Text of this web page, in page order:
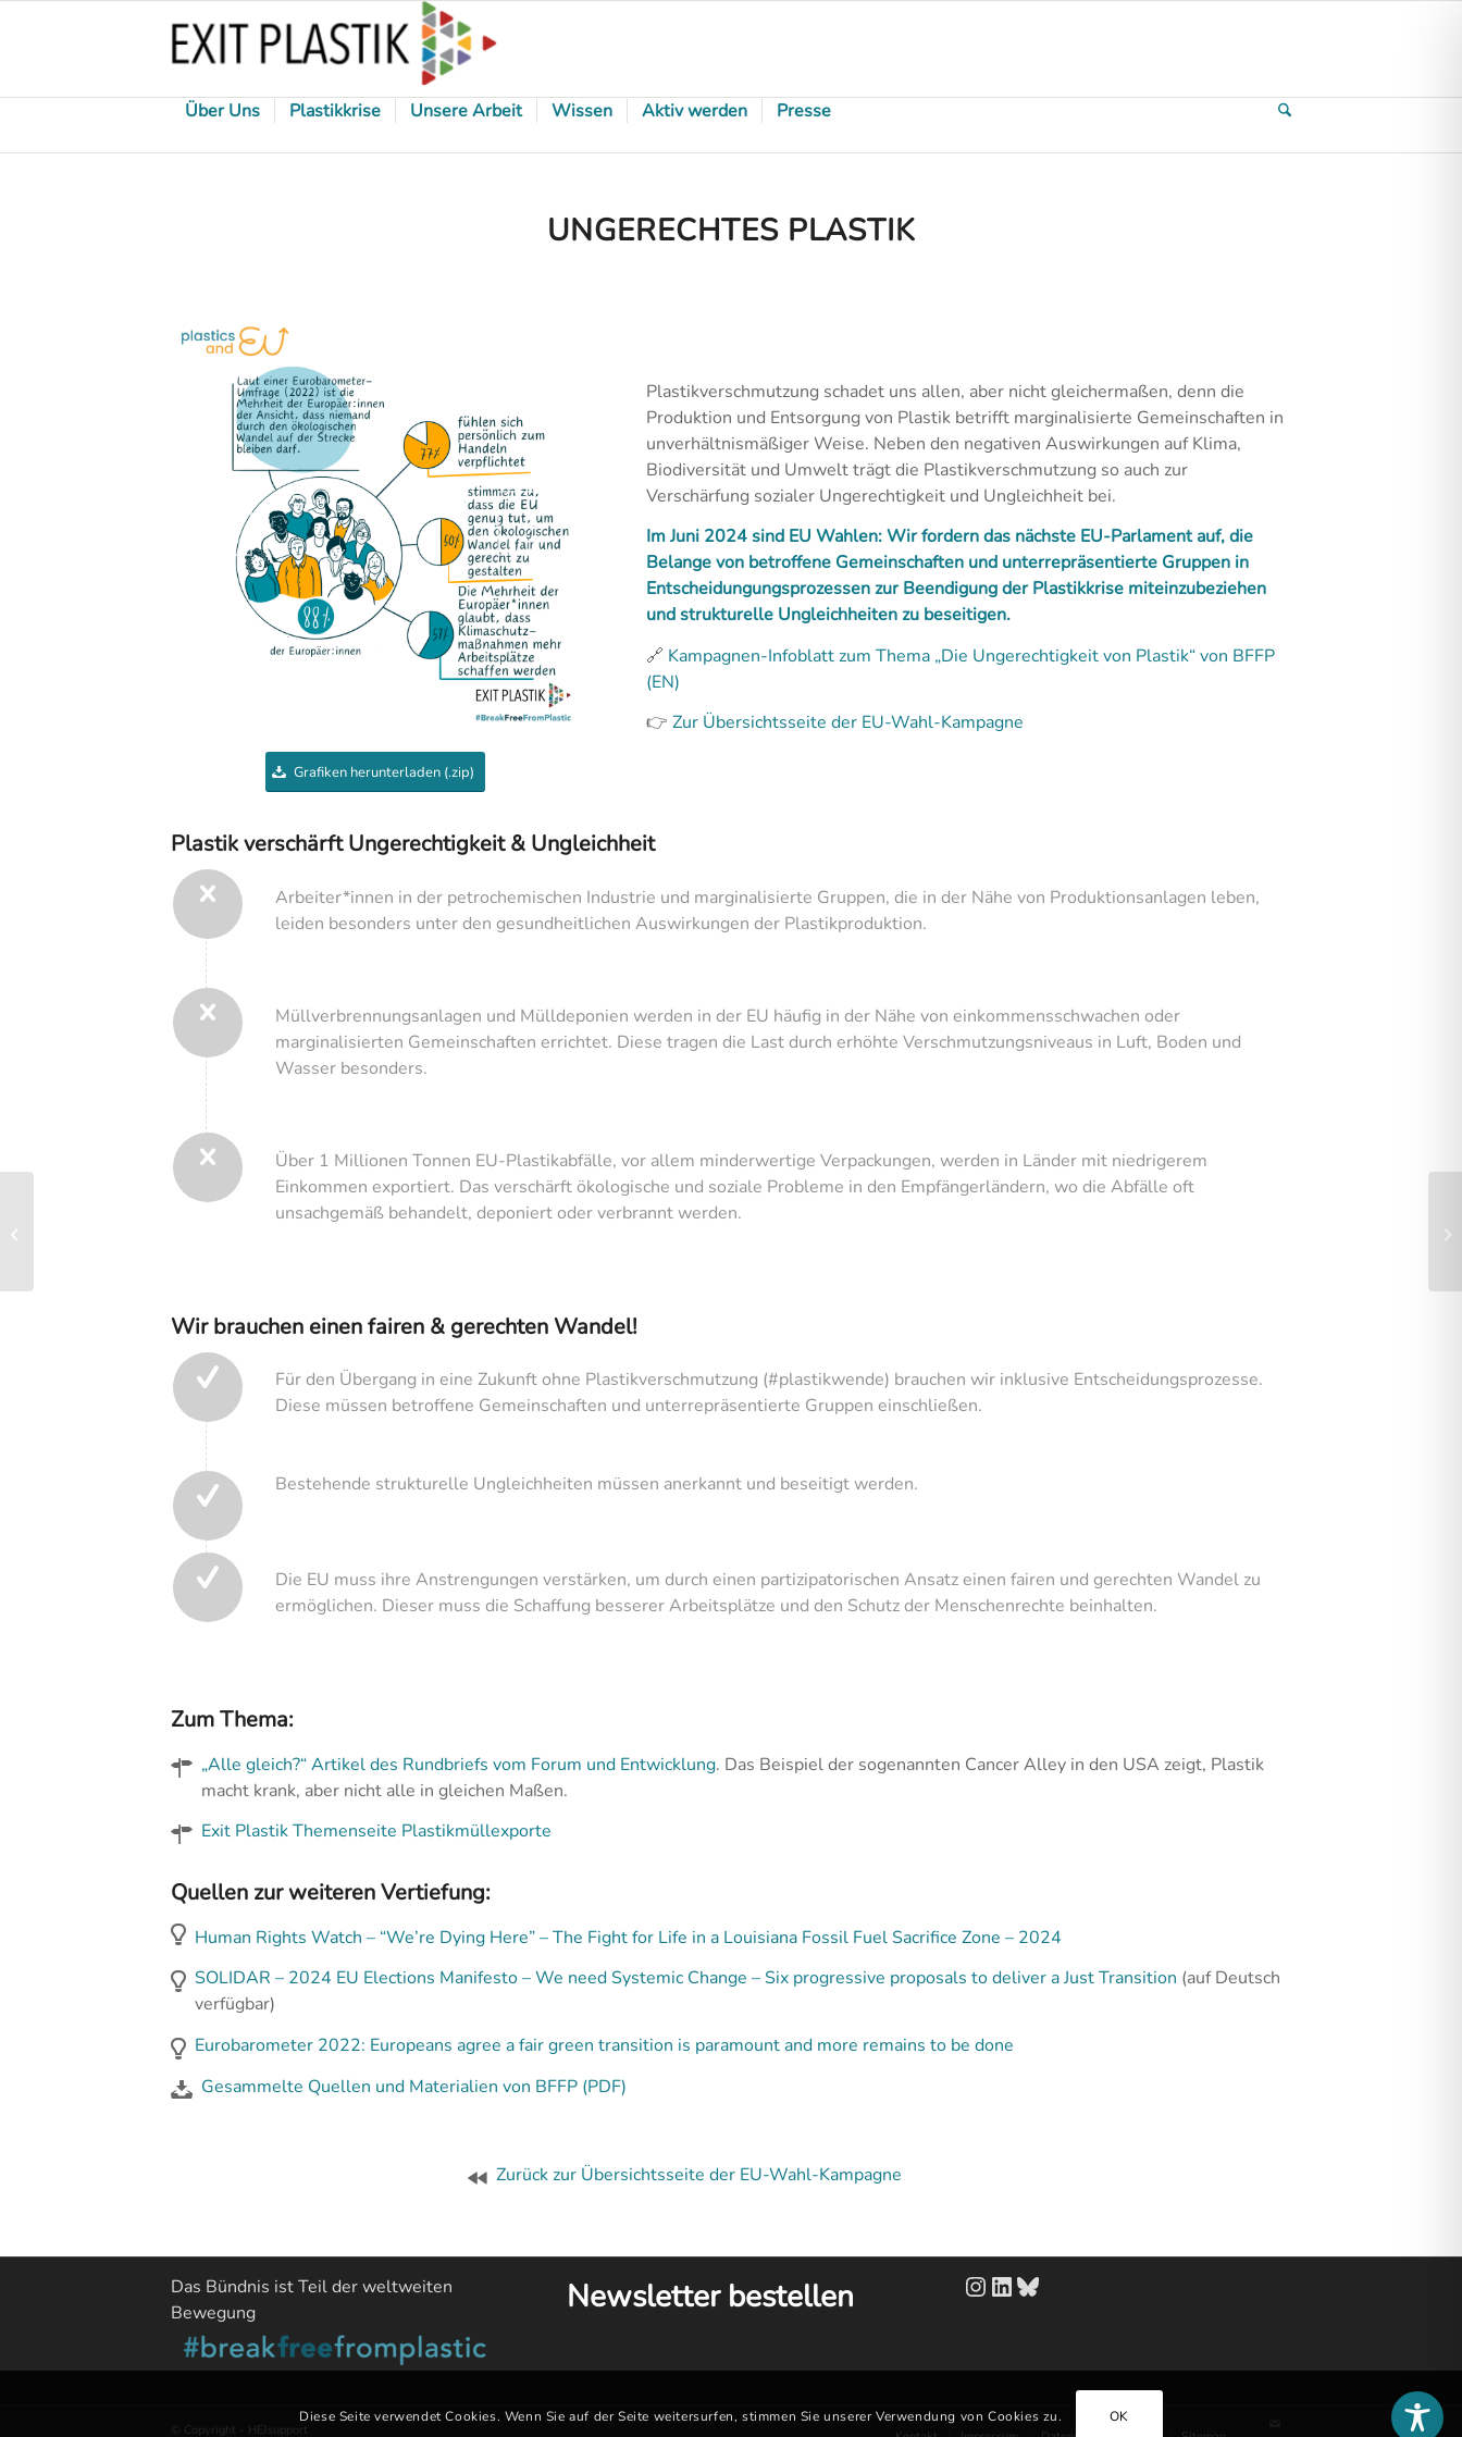
Über Uns Plastikkrise Unsere Arbeit Wissen Aktiv werden Presse
UNGERECHTES PLASTIK
Grafiken herunterladen (.zip)
Plastikverschmutzung schadet uns allen, aber nicht gleichermaßen, denn die
Produktion und Entsorgung von Plastik betrifft marginalisierte Gemeinschaften in
unverhältnismäßiger Weise. Neben den negativen Auswirkungen auf Klima,
Biodiversität und Umwelt trägt die Plastikverschmutzung so auch zur
Verschärfung sozialer Ungerechtigkeit und Ungleichheit bei.
Im Juni 2024 sind EU Wahlen: Wir fordern das nächste EU-Parlament auf, die
Belange von betroffene Gemeinschaften und unterrepräsentierte Gruppen in
Entscheidungungsprozessen zur Beendigung der Plastikkrise miteinzubeziehen
und strukturelle Ungleichheiten zu beseitigen.
🔗 Kampagnen-Infoblatt zum Thema „Die Ungerechtigkeit von Plastik“ von BFFP
(EN)
👉 Zur Übersichtsseite der EU-Wahl-Kampagne
Plastik verschärft Ungerechtigkeit & Ungleichheit
Arbeiter*innen in der petrochemischen Industrie und marginalisierte Gruppen, die in der Nähe von Produktionsanlagen leben,
leiden besonders unter den gesundheitlichen Auswirkungen der Plastikproduktion.
Müllverbrennungsanlagen und Mülldeponien werden in der EU häufig in der Nähe von einkommensschwachen oder
marginalisierten Gemeinschaften errichtet. Diese tragen die Last durch erhöhte Verschmutzungsniveaus in Luft, Boden und
Wasser besonders.
Über 1 Millionen Tonnen EU-Plastikabfälle, vor allem minderwertige Verpackungen, werden in Länder mit niedrigerem
Einkommen exportiert. Das verschärft ökologische und soziale Probleme in den Empfängerländern, wo die Abfälle oft
unsachgemäß behandelt, deponiert oder verbrannt werden.
Wir brauchen einen fairen & gerechten Wandel!
Für den Übergang in eine Zukunft ohne Plastikverschmutzung (#plastikwende) brauchen wir inklusive Entscheidungsprozesse.
Diese müssen betroffene Gemeinschaften und unterrepräsentierte Gruppen einschließen.
Bestehende strukturelle Ungleichheiten müssen anerkannt und beseitigt werden.
Die EU muss ihre Anstrengungen verstärken, um durch einen partizipatorischen Ansatz einen fairen und gerechten Wandel zu
ermöglichen. Dieser muss die Schaffung besserer Arbeitsplätze und den Schutz der Menschenrechte beinhalten.
Zum Thema:
„Alle gleich?“ Artikel des Rundbriefs vom Forum und Entwicklung. Das Beispiel der sogenannten Cancer Alley in den USA zeigt, Plastik
macht krank, aber nicht alle in gleichen Maßen.
Exit Plastik Themenseite Plastikmüllexporte
Quellen zur weiteren Vertiefung:
Human Rights Watch – “We’re Dying Here” – The Fight for Life in a Louisiana Fossil Fuel Sacrifice Zone – 2024
SOLIDAR – 2024 EU Elections Manifesto – We need Systemic Change – Six progressive proposals to deliver a Just Transition (auf Deutsch
verfügbar)
Eurobarometer 2022: Europeans agree a fair green transition is paramount and more remains to be done
Gesammelte Quellen und Materialien von BFFP (PDF)
Zurück zur Übersichtsseite der EU-Wahl-Kampagne
Das Bündnis ist Teil der weltweiten
Bewegung
Newsletter bestellen Instagram
LinkedIn
Bluesky
© Copyright - HEJsupport
Diese Seite verwendet Cookies. Wenn Sie auf der Seite weitersurfen, stimmen Sie unserer Verwendung von Cookies zu. OK